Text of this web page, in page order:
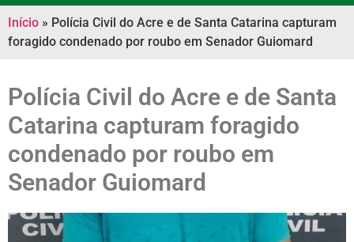
Início » Polícia Civil do Acre e de Santa Catarina capturam
foragido condenado por roubo em Senador Guiomard
Polícia Civil do Acre e de Santa
Catarina capturam foragido
condenado por roubo em
Senador Guiomard